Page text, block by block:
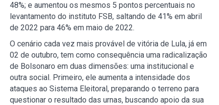
48%; e aumentou os mesmos 5 pontos percentuais no
levantamento do instituto FSB, saltando de 41% em abril
de 2022 para 46% em maio de 2022.
O cenário cada vez mais provável de vitória de Lula, já em
02 de outubro, tem como consequência uma radicalização
de Bolsonaro em duas dimensões: uma institucional e
outra social. Primeiro, ele aumenta a intensidade dos
ataques ao Sistema Eleitoral, preparando o terreno para
questionar o resultado das urnas, buscando apoio da sua